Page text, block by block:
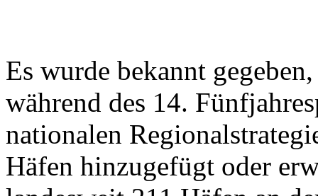
Es wurde bekannt
während des 14.
nationalen
Häfen hinzugefügt oder